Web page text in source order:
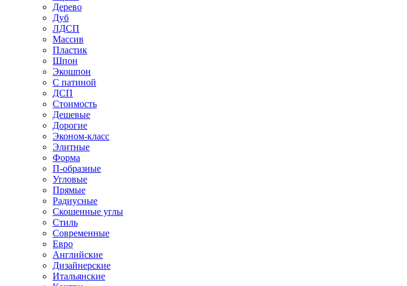
Дерево
Дуб
ЛДСП
Массив
Пластик
Шпон
Экошпон
С патиной
ДСП
Стоимость
Дешевые
Дорогие
Эконом-класс
Элитные
Форма
П-образные
Угловые
Прямые
Радиусные
Скошенные углы
Стиль
Современные
Евро
Английские
Дизайнерские
Итальянские